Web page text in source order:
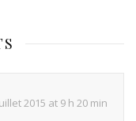
2015 at 9 h 20 min